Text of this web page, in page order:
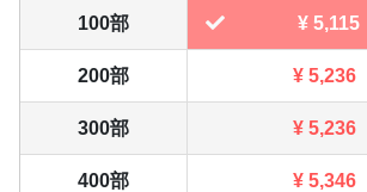
100部 ¥ 5,115
200部 ¥ 5,236
300部 ¥ 5,236
400部 ¥ 5,346